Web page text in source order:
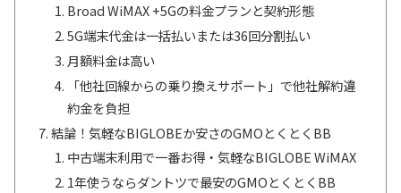
Broad WiMAX +5Gの料金プランと契約形態
5G端末代金は一括払いまたは36回分割払い
月額料金は高い
「他社回線からの乗り換えサポート」で他社解約違
約金を負担
結論！気軽なBIGLOBEか安さのGMOとくとくBB
中古端末利用で一番お得・気軽なBIGLOBE WiMAX
1年使うならダントツで最安のGMOとくとくBB